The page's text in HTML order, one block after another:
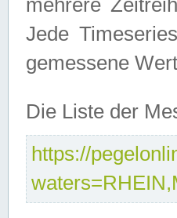
mehrere
Jede
gemessene
Die Liste der
https://